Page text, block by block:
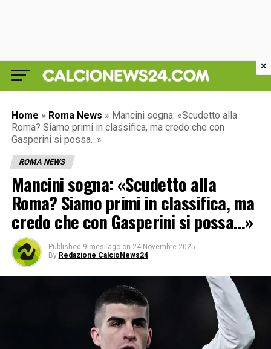
Home » Roma News » Mancini sogna: «Scudetto alla
Roma? Siamo primi in classifica, ma credo che con
Gasperini si possa…»
ROMA NEWS
Mancini sogna: «Scudetto alla
Roma? Siamo primi in classifica, ma
credo che con Gasperini si possa…»
Published 9 mesi ago on 24 Novembre 2025
By Redazione CalcioNews24
×